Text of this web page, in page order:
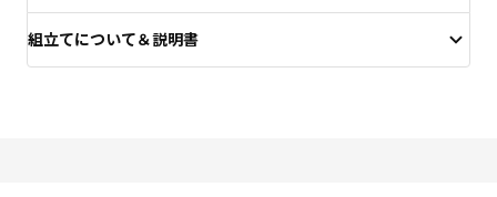
組立てについて＆説明書